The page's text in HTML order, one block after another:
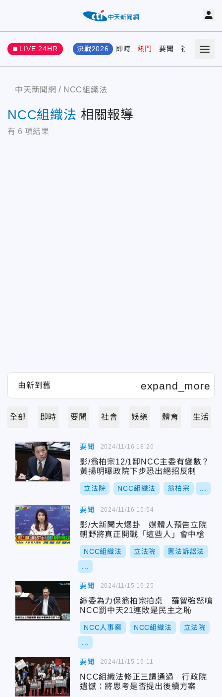
LIVE 24HR 決戰2026 即時 熱門 要聞 社會 娛樂
中天新聞網 NCC組織法
NCC組織法 相關報導
有 6 項結果
全部 即時 要聞 社會 娛樂 體育 生活
要聞
影/翁柏宗12/1卸NCC主委有變數？
黃揚明曝政院下步恐出絕招反制
立法院 NCC組織法 翁柏宗
2024/11/16 18:26
要聞
影/大新聞大爆卦 媒體人預告立院
朝野將真正開戰「這些人」會中槍
NCC組織法 立法院 憲法訴訟法
2024/11/16 15:54
要聞
綠委為力保翁柏宗拍桌 羅智強怒嗆
NCC罰中天21連敗是民主之恥
NCC人事案 NCC組織法 立法院
2024/11/15 19:25
要聞
NCC組織法修正三讀通過 行政院
遺憾：將思考是否提出後續方案
2024/11/15 19:11